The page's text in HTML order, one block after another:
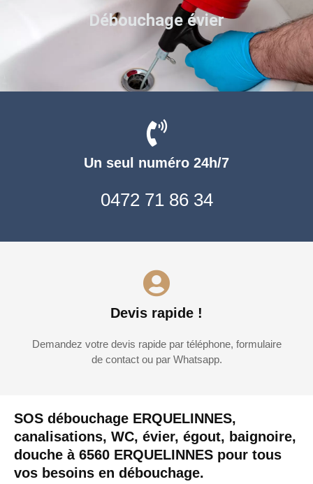
SOS débouchage ERQUELINNES,
canalisations, WC, évier, égout, baignoire,
douche à 6560 ERQUELINNES pour tous
vos besoins en débouchage.
Un seul numéro 24h/7
0472 71 86 34
Devis rapide !
Demandez votre devis rapide par téléphone, formulaire
de contact ou par Whatsapp.
Débouchage évier